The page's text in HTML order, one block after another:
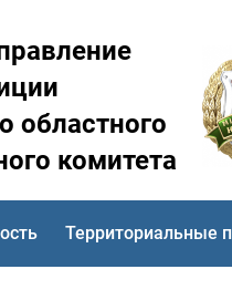
областного
комитета
Территориальные